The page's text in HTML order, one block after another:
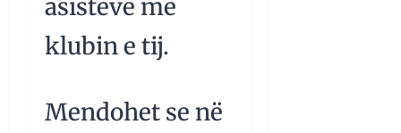
asisteve me
klubin e tij.
Mendohet se në